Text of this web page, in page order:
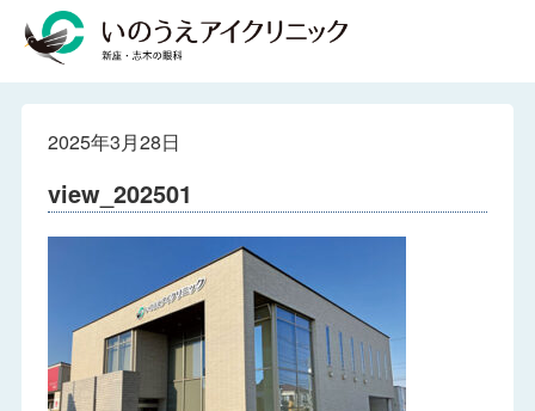
2025年3月28日
view_202501